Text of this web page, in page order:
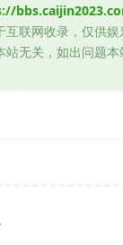
互联网收录，仅供
无关，如出问题本